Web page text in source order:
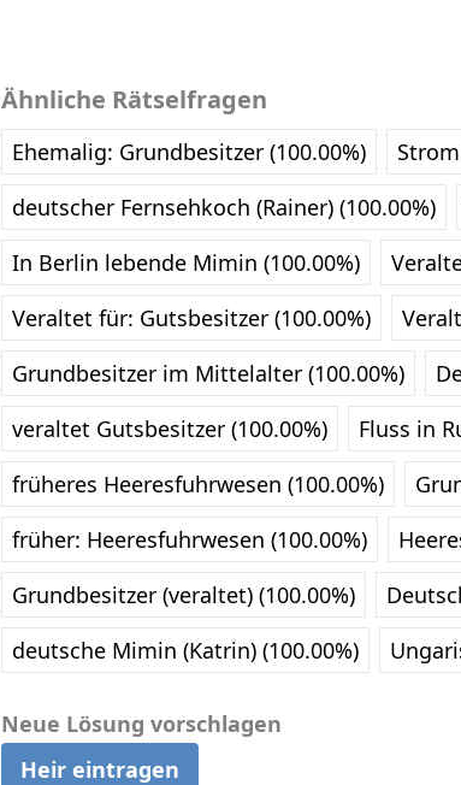
Ähnliche Rätselfragen
Ehemalig: Grundbesitzer (100.00%)
deutscher Fernsehkoch (Rainer) (100.00%)
In Berlin lebende Mimin (100.00%)
Veraltet für: Gutsbesitzer (100.00%)
Grundbesitzer im Mittelalter (100.00%)
veraltet Gutsbesitzer (100.00%)
Fluss in
früheres Heeresfuhrwesen (100.00%)
früher: Heeresfuhrwesen (100.00%)
Grundbesitzer (veraltet) (100.00%)
deutsche Mimin (Katrin) (100.00%)
Neue Lösung vorschlagen
Heir eintragen